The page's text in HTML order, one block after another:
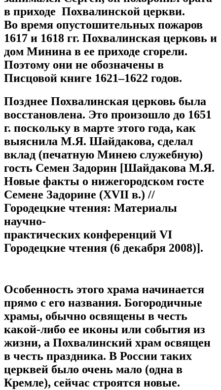
в приходе Похвалинской церкви.
Во время опустошительных пожаров
1617 и 1618 гг. Похвалинская церковь и
дом Минина в ее приходе сгорели.
Поэтому они не обозначены в
Писцовой книге 1621–1622 годов.
Позднее Похвалинская церковь была
восстановлена. Это произошло до 1651
г. поскольку в марте этого года, как
выяснила М.Я. Шайдакова, сделал
вклад (печатную Минею служебную)
гость Семен Задорин [Шайдакова М.Я.
Новые факты о нижегородском госте
Семене Задорине (XVII в.) //
Городецкие чтения: Материалы
научно-
практических конференций VI
Городецкие чтения (6 декабря 2008)].
Особенность этого храма начинается
прямо с его названия. Богородичные
храмы, обычно освящены в честь
какой-либо ее иконы или события из
жизни, а Похвалинский храм освящен
в честь праздника. В России таких
церквей было очень мало (одна в
Кремле), сейчас строятся новые.